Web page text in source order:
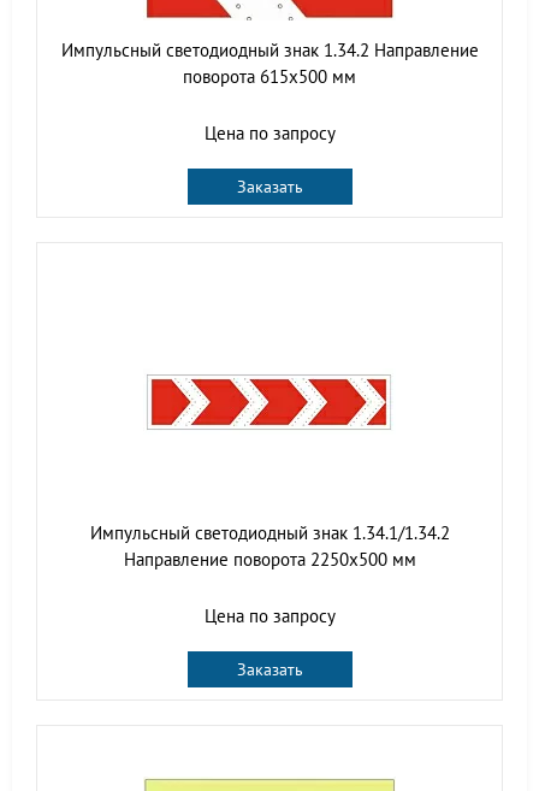
Импульсный светодиодный знак 1.34.2 Направление
поворота 615x500 мм
Цена по запросу
Заказать
Импульсный светодиодный знак 1.34.1/1.34.2
Направление поворота 2250x500 мм
Цена по запросу
Заказать